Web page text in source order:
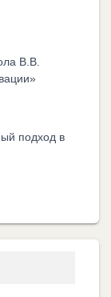
В.В.
подход в